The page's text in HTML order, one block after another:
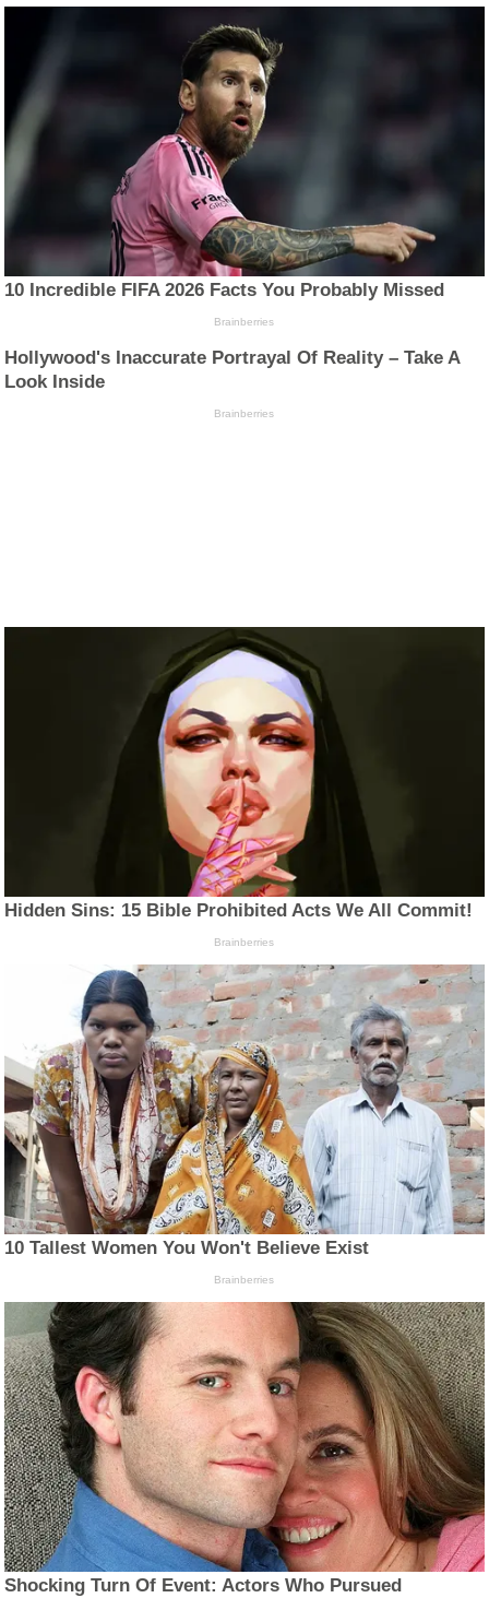
10 Incredible FIFA 2026 Facts You Probably Missed
Brainberries
Hollywood's Inaccurate Portrayal Of Reality – Take A
Look Inside
Brainberries
Hidden Sins: 15 Bible Prohibited Acts We All Commit!
Brainberries
10 Tallest Women You Won't Believe Exist
Brainberries
Shocking Turn Of Event: Actors Who Pursued